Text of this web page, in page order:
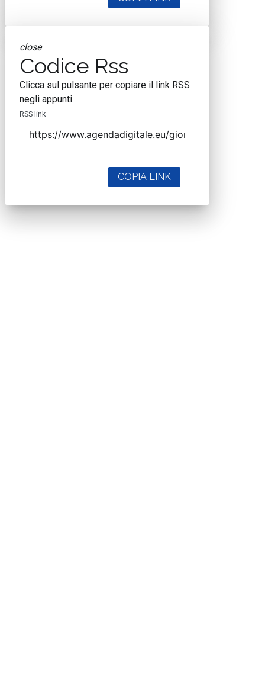
close
Codice Rss
Clicca sul pulsante per copiare il link RSS
negli appunti.
RSS link
COPIA LINK